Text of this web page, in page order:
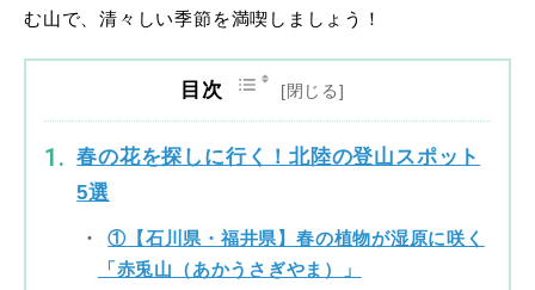
む山で、清々しい季節を満喫しましょう！
目次
春の花を探しに行く！北陸の登山スポット
5選
①【石川県・福井県】春の植物が湿原に咲く
「赤兎山（あかうさぎやま）」